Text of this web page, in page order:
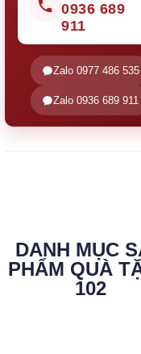
0936 689
911
Zalo 0977 486 535
Zalo 0936 689 911
DANH MỤC
PHẨM QUÀ
102